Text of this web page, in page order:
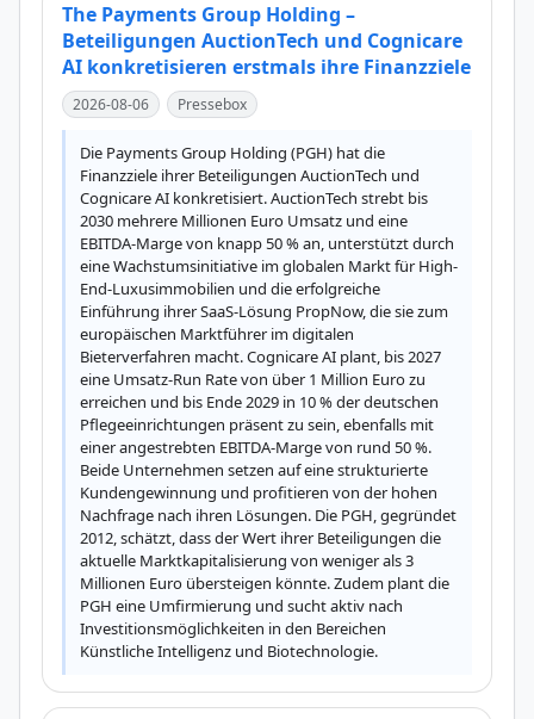
The Payments Group Holding –
Beteiligungen AuctionTech und Cognicare
AI konkretisieren erstmals ihre Finanzziele
2026-08-06 Pressebox
Die Payments Group Holding (PGH) hat die
Finanzziele ihrer Beteiligungen AuctionTech und
Cognicare AI konkretisiert. AuctionTech strebt bis
2030 mehrere Millionen Euro Umsatz und eine
EBITDA-Marge von knapp 50 % an, unterstützt durch
eine Wachstumsinitiative im globalen Markt für High-
End-Luxusimmobilien und die erfolgreiche
Einführung ihrer SaaS-Lösung PropNow, die sie zum
europäischen Marktführer im digitalen
Bieterverfahren macht. Cognicare AI plant, bis 2027
eine Umsatz-Run Rate von über 1 Million Euro zu
erreichen und bis Ende 2029 in 10 % der deutschen
Pflegeeinrichtungen präsent zu sein, ebenfalls mit
einer angestrebten EBITDA-Marge von rund 50 %.
Beide Unternehmen setzen auf eine strukturierte
Kundengewinnung und profitieren von der hohen
Nachfrage nach ihren Lösungen. Die PGH, gegründet
2012, schätzt, dass der Wert ihrer Beteiligungen die
aktuelle Marktkapitalisierung von weniger als 3
Millionen Euro übersteigen könnte. Zudem plant die
PGH eine Umfirmierung und sucht aktiv nach
Investitionsmöglichkeiten in den Bereichen
Künstliche Intelligenz und Biotechnologie.